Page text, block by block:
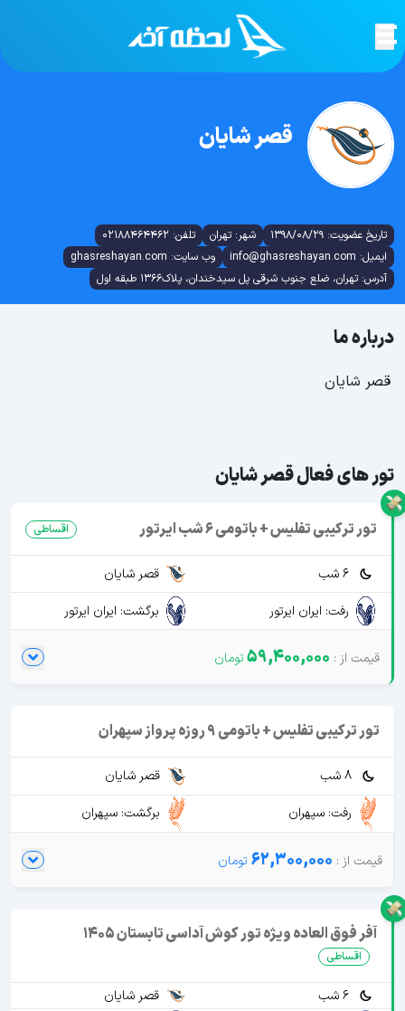
قصر شایان
تاریخ عضویت: 1398/08/29 شهر: تهران
تلفن: 02188464462
ایمیل: info@ghasreshayan.com
وب سایت: ghasreshayan.com
آدرس: تهران، ضلع جنوب شرقی پل سیدخندان، پلاک1366 طبقه اول
درباره ما
قصر شایان
تور های فعال قصر شایان
تور ترکیبی تفلیس + باتومی 6 شب ایرتور اقساطی
6 شب
قصر شایان
رفت: ایران ایرتور
برگشت: ایران ایرتور
59,400,000
تور ترکیبی تفلیس + باتومی 9 روزه پرواز سپهران
8 شب
قصر شایان
رفت: سپهران
برگشت: سپهران
62,300,000
آفر فوق العاده ویژه تور کوش آداسی تابستان 1405
اقساطی
6 شب
قصر شایان